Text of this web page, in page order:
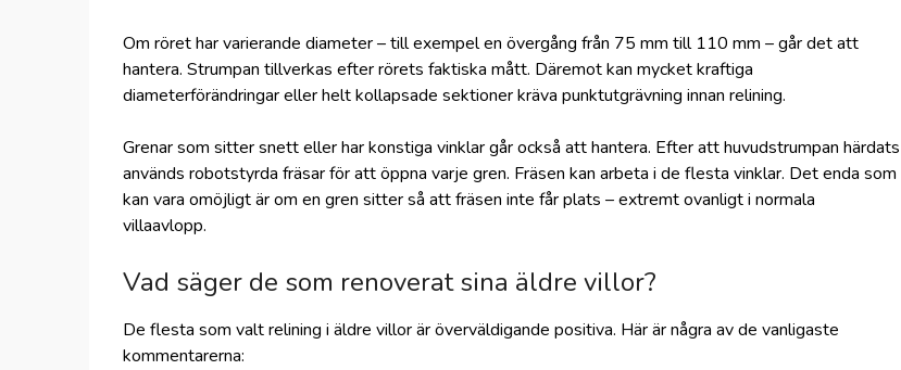
Om röret har varierande diameter – till exempel en övergång från 75 mm till 110 mm – går det att
hantera. Strumpan tillverkas efter rörets faktiska mått. Däremot kan mycket kraftiga
diameterförändringar eller helt kollapsade sektioner kräva punktutgrävning innan relining.
Grenar som sitter snett eller har konstiga vinklar går också att hantera. Efter att huvudstrumpan härdats
används robotstyrda fräsar för att öppna varje gren. Fräsen kan arbeta i de flesta vinklar. Det enda som
kan vara omöjligt är om en gren sitter så att fräsen inte får plats – extremt ovanligt i normala
villaavlopp.
Vad säger de som renoverat sina äldre villor?
De flesta som valt relining i äldre villor är överväldigande positiva. Här är några av de vanligaste
kommentarerna: